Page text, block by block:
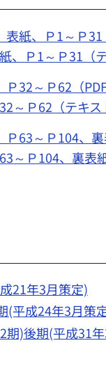
紙、Ｐ1～Ｐ31
Ｐ1～Ｐ31（
32～Ｐ62（PDF
～Ｐ62（テキス
63～Ｐ104、裏
～Ｐ104、裏表
21年3月策定)
(平成24年3月策
)後期(平成31